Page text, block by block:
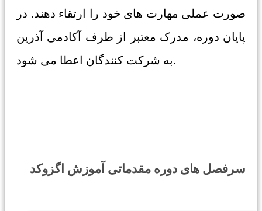
صورت عملی مهارت های خود را ارتقاء دهند. در
پایان دوره، مدرک معتبر از طرف آکادمی آذرین
به شرکت کنندگان اعطا می شود.
سرفصل های دوره مقدماتی آموزش اگزوکد